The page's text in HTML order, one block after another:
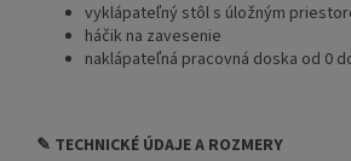
vyklápateľný stôl s úložným
háčik na zavesenie
naklápateľná pracovná doska od 0
✎ TECHNICKÉ ÚDAJE A ROZMERY